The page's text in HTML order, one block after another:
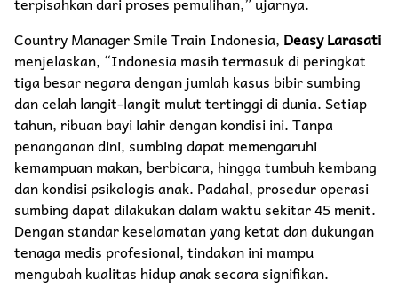
Country Manager Smile Train Indonesia, Deasy Larasati
menjelaskan, “Indonesia masih termasuk di peringkat
tiga besar negara dengan jumlah kasus bibir sumbing
dan celah langit-langit mulut tertinggi di dunia. Setiap
tahun, ribuan bayi lahir dengan kondisi ini. Tanpa
penanganan dini, sumbing dapat memengaruhi
kemampuan makan, berbicara, hingga tumbuh kembang
dan kondisi psikologis anak. Padahal, prosedur operasi
sumbing dapat dilakukan dalam waktu sekitar 45 menit.
Dengan standar keselamatan yang ketat dan dukungan
tenaga medis profesional, tindakan ini mampu
mengubah kualitas hidup anak secara signifikan.